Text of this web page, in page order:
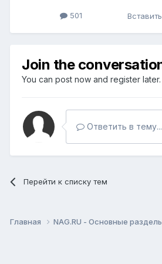
501
Join the
You can post now and register
Ответить в тему...
Перейти к списку тем
Главная NAG.RU - Основные